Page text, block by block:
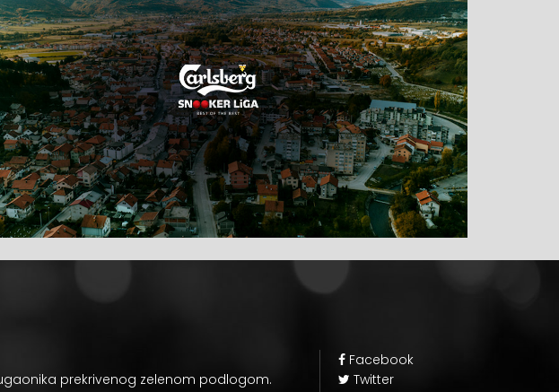
prekrivenog zelenom podlogom.
Facebook
Twitter